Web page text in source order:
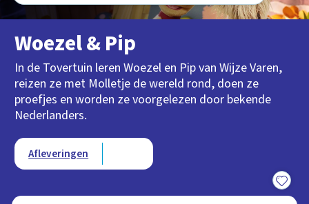
Woezel & Pip
In de Tovertuin leren Woezel en Pip van Wijze Varen,
reizen ze met Molletje de wereld rond, doen ze
proefjes en worden ze voorgelezen door bekende
Nederlanders.
Type videos
Afleveringen